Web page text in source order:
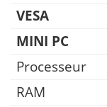
VESA
MINI PC
Processeur
RAM